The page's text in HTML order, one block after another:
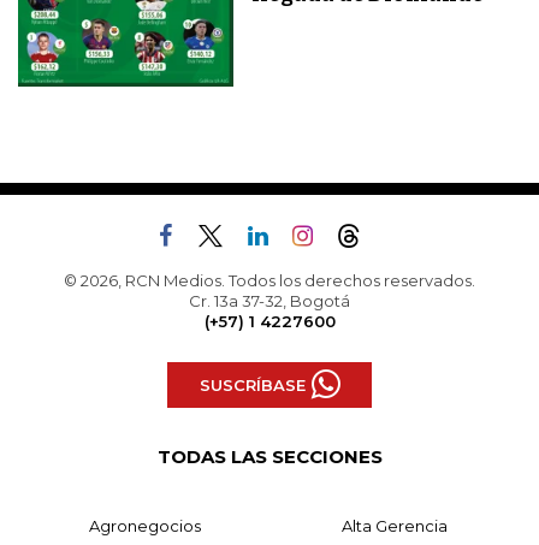
© 2026, RCN Medios. Todos los derechos reservados.
Cr. 13a 37-32, Bogotá
(+57) 1 4227600
SUSCRÍBASE
TODAS LAS SECCIONES
Agronegocios Alta Gerencia